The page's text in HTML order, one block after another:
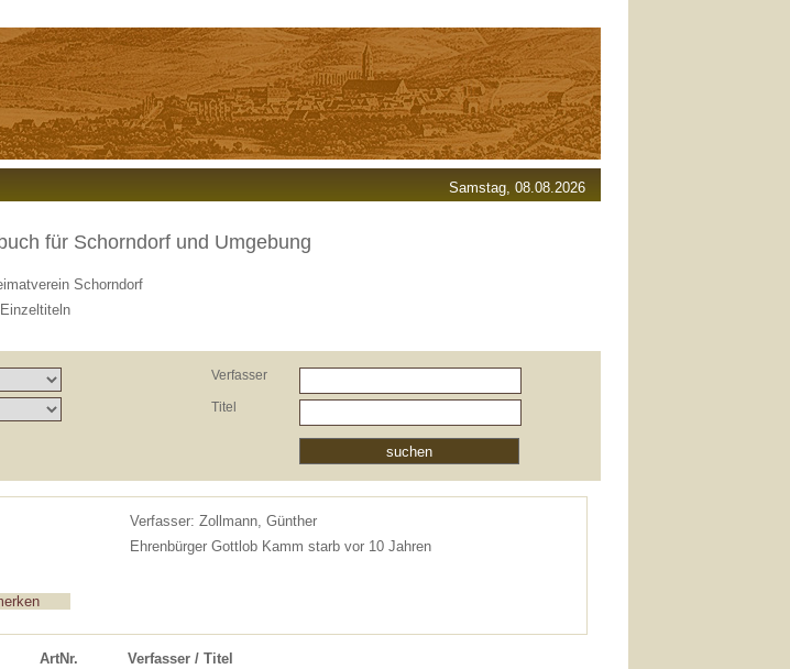
Samstag, 08.08.2026
für Schorndorf und Umgebung
Schorndorf
Verfasser
Titel
Verfasser: Zollmann, Günther
Ehrenbürger Gottlob Kamm starb vor 10 Jahren
ArtNr. Verfasser / Titel